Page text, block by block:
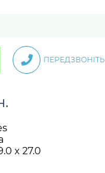
ПЕРЕДЗВОНІТЬ
.
x 27.0